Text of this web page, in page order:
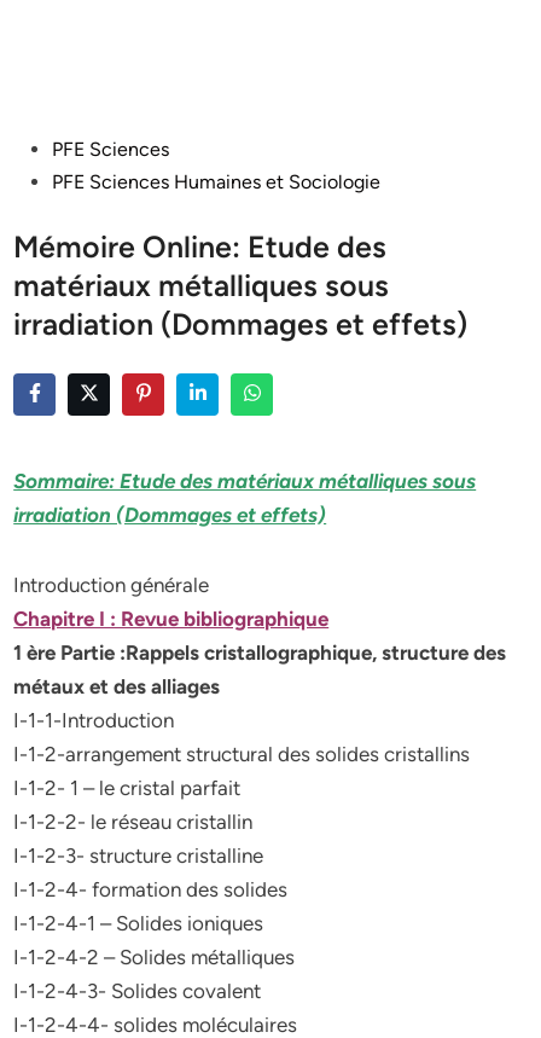
PostedPFE Sciences
PFE Sciences Humaines et Sociologie
Mémoire Online: Etude des
matériaux métalliques sous
irradiation (Dommages et effets)
Sommaire: Etude des matériaux métalliques sous
irradiation (Dommages et effets)
Introduction générale
Chapitre I : Revue bibliographique
1 ère Partie :Rappels cristallographique, structure des
métaux et des alliages
I-1-1-Introduction
I-1-2-arrangement structural des solides cristallins
I-1-2- 1 – le cristal parfait
I-1-2-2- le réseau cristallin
I-1-2-3- structure cristalline
I-1-2-4- formation des solides
I-1-2-4-1 – Solides ioniques
I-1-2-4-2 – Solides métalliques
I-1-2-4-3- Solides covalent
I-1-2-4-4- solides moléculaires